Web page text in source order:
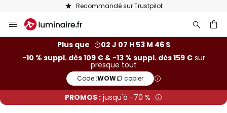
Recommandé sur Trustpilot
Allez
au
Plus que
02 J 07 H 53 M 45 S
-10 % suppl. dès 109 € & -13 % suppl. dès 159 €sur
presque tout
Code :WOW copier
PROMOS : jusqu'à -70 %